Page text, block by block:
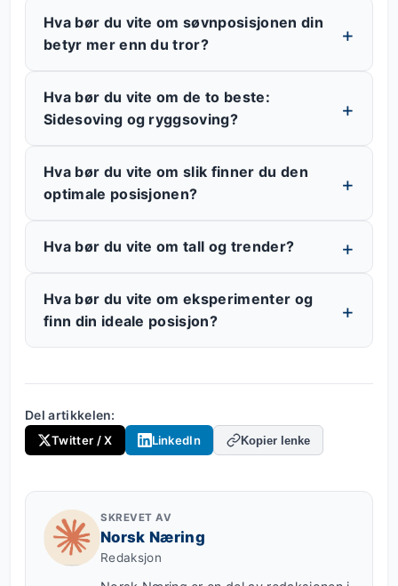
Hva bør du vite om søvnposisjonen din
betyr mer enn du tror?
Hva bør du vite om de to beste:
Sidesoving og ryggsoving?
Hva bør du vite om slik finner du den
optimale posisjonen?
Hva bør du vite om tall og trender?
Hva bør du vite om eksperimenter og
finn din ideale posisjon?
Del artikkelen:
Twitter / X LinkedIn Kopier lenke
SKREVET AV
Norsk Næring
Redaksjon